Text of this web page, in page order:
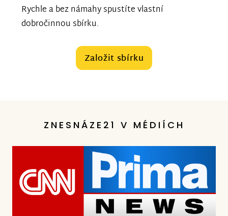
Rychle a bez námahy spustíte vlastní
dobročinnou sbírku.
Založit sbírku
ZNESNÁZE21 V MÉDIÍCH